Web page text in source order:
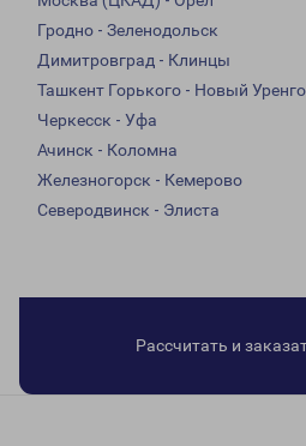
Гродно - Зеленодольск
Димитровград - Клинцы
Ташкент Горького - Новый
Черкесск - Уфа
Ачинск - Коломна
Железногорск - Кемерово
Северодвинск - Элиста
Рассчитать и